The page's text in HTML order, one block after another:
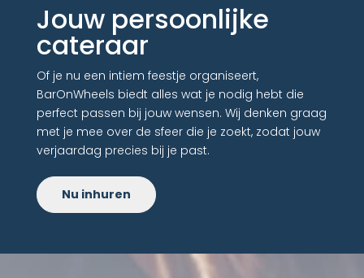
Jouw persoonlijke
cateraar
Of je nu een intiem feestje organiseert,
BarOnWheels biedt alles wat je nodig hebt die
perfect passen bij jouw wensen. Wij denken graag
met je mee over de sfeer die je zoekt, zodat jouw
verjaardag precies bij je past.
Nu inhuren